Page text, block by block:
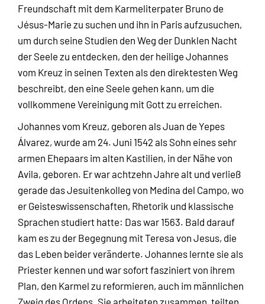
Freundschaft mit dem Karmeliterpater Bruno de
Jésus-Marie zu suchen und ihn in Paris aufzusuchen,
um durch seine Studien den Weg der Dunklen Nacht
der Seele zu entdecken, den der heilige Johannes
vom Kreuz in seinen Texten als den direktesten Weg
beschreibt, den eine Seele gehen kann, um die
vollkommene Vereinigung mit Gott zu erreichen.
Johannes vom Kreuz, geboren als Juan de Yepes
Álvarez, wurde am 24. Juni 1542 als Sohn eines sehr
armen Ehepaars im alten Kastilien, in der Nähe von
Avila, geboren. Er war achtzehn Jahre alt und verließ
gerade das Jesuitenkolleg von Medina del Campo, wo
er Geisteswissenschaften, Rhetorik und klassische
Sprachen studiert hatte: Das war 1563. Bald darauf
kam es zu der Begegnung mit Teresa von Jesus, die
das Leben beider veränderte. Johannes lernte sie als
Priester kennen und war sofort fasziniert von ihrem
Plan, den Karmel zu reformieren, auch im männlichen